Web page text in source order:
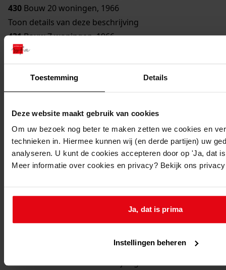
Toestemming Details
Deze website maakt gebruik van cookies
Om uw bezoek nog beter te maken zetten we cookies en
technieken in. Hiermee kunnen wij (en derde partijen) uw
analyseren. U kunt de cookies accepteren door op 'Ja, dat
Meer informatie over cookies en privacy? Bekijk ons
Ja, dat is prima
Instellingen beheren
430 Bouw 20 woningen, 1966
Toon details van deze beschrijving
431Bouw 7 woningen, 1966
Toon details van deze beschrijving
432Bouw bejaardentehuis, 1966
Toon details van deze beschrijving
433Verbouw schuren, 1967
Verbouw winkel/woning, 1967
435Bouw garage/berging, 1967
Toon details van deze beschrijving
436Bouw trafostation, 1967
Toon details van deze beschrijving
438
Toon details van deze beschrijving